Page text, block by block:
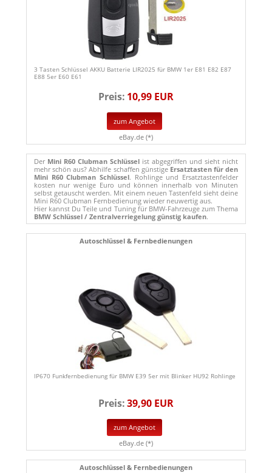
3 Tasten Schlüssel AKKU Batterie LIR2025 für BMW 1er E81 E82 E87
E88 5er E60 E61
Preis: 10,99 EUR
zum Angebot
eBay.de (*)
Der Mini R60 Clubman Schlüssel ist abgegriffen und sieht nicht
mehr schön aus? Abhilfe schaffen günstigeErsatztasten für den
Mini R60 Clubman Schlüssel. Rohlinge und Ersatztastenfelder
kosten nur wenige Euro und können innerhalb von Minuten
selbst getauscht werden. Mit einem neuen Tastenfeld sieht deine
Mini R60 Clubman Fernbedienung wieder neuwertig aus.
Hier kannst Du Teile und Tuning für BMW-Fahrzeuge zum Thema
BMW Schlüssel / Zentralverriegelung günstig kaufen.
Autoschlüssel & Fernbedienungen
IP670 Funkfernbedienung für BMW E39 5er mit Blinker HU92 Rohlinge
Preis:39,90 EUR
zum Angebot
eBay.de (*)
Autoschlüssel & Fernbedienungen